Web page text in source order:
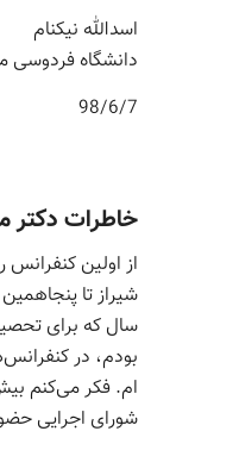
اسدالله نیکنام
دانشگاه فردوسی
98/6/7
خاطرات دکتر
از اولین
سال که برای
بودم، در
ام. فکر می‌کنم
شورای اجرایی حضور